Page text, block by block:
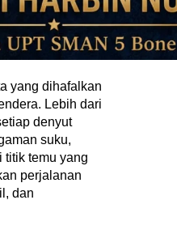
yang dihafalkan
Lebih dari
denyut
suku,
titik temu yang
perjalanan
dan